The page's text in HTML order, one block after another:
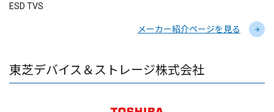
ESD TVS
メーカー紹介ページを見る
東芝デバイス＆ストレージ株式会社